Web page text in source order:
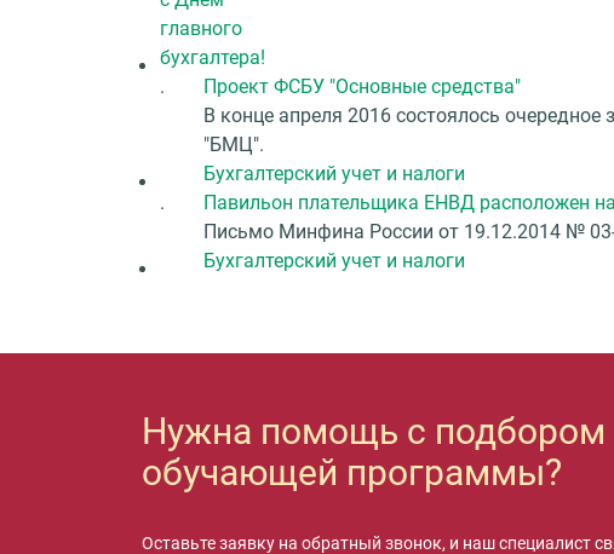
.
Проект ФСБУ "Основные средства"
В конце апреля 2016 состоялось
"БМЦ".
Бухгалтерский учет и налоги
.
Павильон плательщика ЕНВД расположен
Письмо Минфина России от 19.12.2014 №
Бухгалтерский учет и налоги
Нужна помощь с подбором
обучающей программы?
Оставьте заявку на обратный звонок, и наш специалист